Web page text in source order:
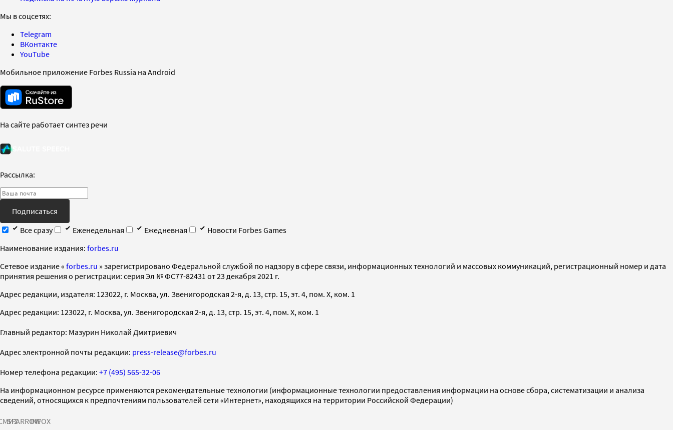
Мы в соцсетях:
Telegram
ВКонтакте
YouTube
Мобильное приложение Forbes Russia на Android
На сайте работает синтез речи
Рассылка:
Подписаться
Все сразу
Еженедельная Ежедневная
Новости Forbes Games
Наименование издания: forbes.ru
Cетевое издание « forbes.ru » зарегистрировано Федеральной службой по надзору в сфере связи, информационных технологий и массовых коммуникаций, регистрационный номер и дата
принятия решения о регистрации: серия Эл № ФС77-82431 от 23 декабря 2021 г.
Адрес редакции, издателя: 123022, г. Москва, ул. Звенигородская 2-я, д. 13, стр. 15, эт. 4, пом. X, ком. 1
Адрес редакции: 123022, г. Москва, ул. Звенигородская 2-я, д. 13, стр. 15, эт. 4, пом. X, ком. 1
Главный редактор: Мазурин Николай Дмитриевич
Адрес электронной почты редакции: press-release@forbes.ru
Номер телефона редакции: +7 (495) 565-32-06
На информационном ресурсе применяются рекомендательные технологии (информационные технологии предоставления информации на основе сбора, систематизации и анализа
сведений, относящихся к предпочтениям пользователей сети «Интернет», находящихся на территории Российской Федерации)
SPARROWINFOX